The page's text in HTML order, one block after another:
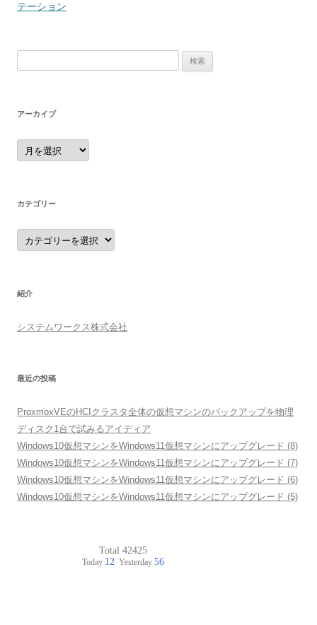
ナ
テーション
アーカイブ
ア
ー
カ
カテゴリー
カ
テ
ゴ
紹介
システムワークス株式会社
最近の投稿
ProxmoxVEのHCIクラスタ全体の仮想マシンのバックアップを物理
ディスク1台で試みるアイディア
Windows10仮想マシンをWindows11仮想マシンにアップグレード (8)
Windows10仮想マシンをWindows11仮想マシンにアップグレード (7)
Windows10仮想マシンをWindows11仮想マシンにアップグレード (6)
Windows10仮想マシンをWindows11仮想マシンにアップグレード (5)